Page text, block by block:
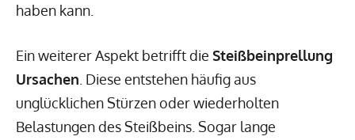
haben kann.
Ein weiterer Aspekt betrifft die Steißbeinprellung
Ursachen . Diese entstehen häufig aus
unglücklichen Stürzen oder wiederholten
Belastungen des Steißbeins. Sogar lange